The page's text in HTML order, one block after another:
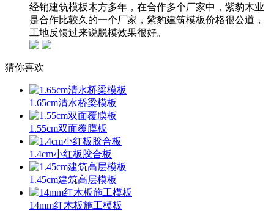
经销建筑模板木方多年，在合作多个厂家中，紫豹木业
是合作比较久的一个厂家，紫豹建筑模板价格很公道，
工地反馈过来说脱模效果很好。
猜你喜欢
1.65cm清水桥梁模板
1.55cm双面覆膜板
1.4cm小红板胶合板
1.45cm建筑高层模板
14mm红木板施工模板